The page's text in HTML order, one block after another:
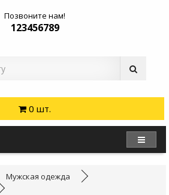
Позвоните нам!
123456789
0 шт.
Мужская одежда